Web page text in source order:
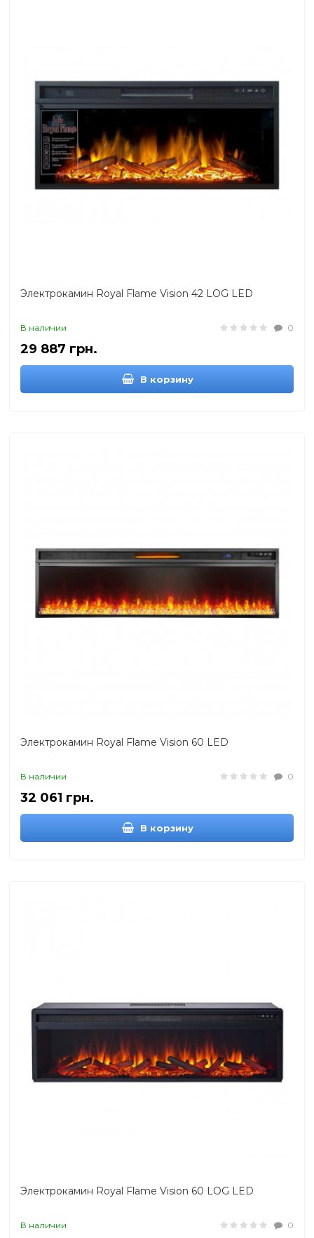
Электрокамин Royal Flame Vision 42 LOG LED
В наличии 0
29 887 грн.
В корзину
Электрокамин Royal Flame Vision 60 LED
В наличии 0
32 061 грн.
В корзину
Электрокамин Royal Flame Vision 60 LOG LED
В наличии 0